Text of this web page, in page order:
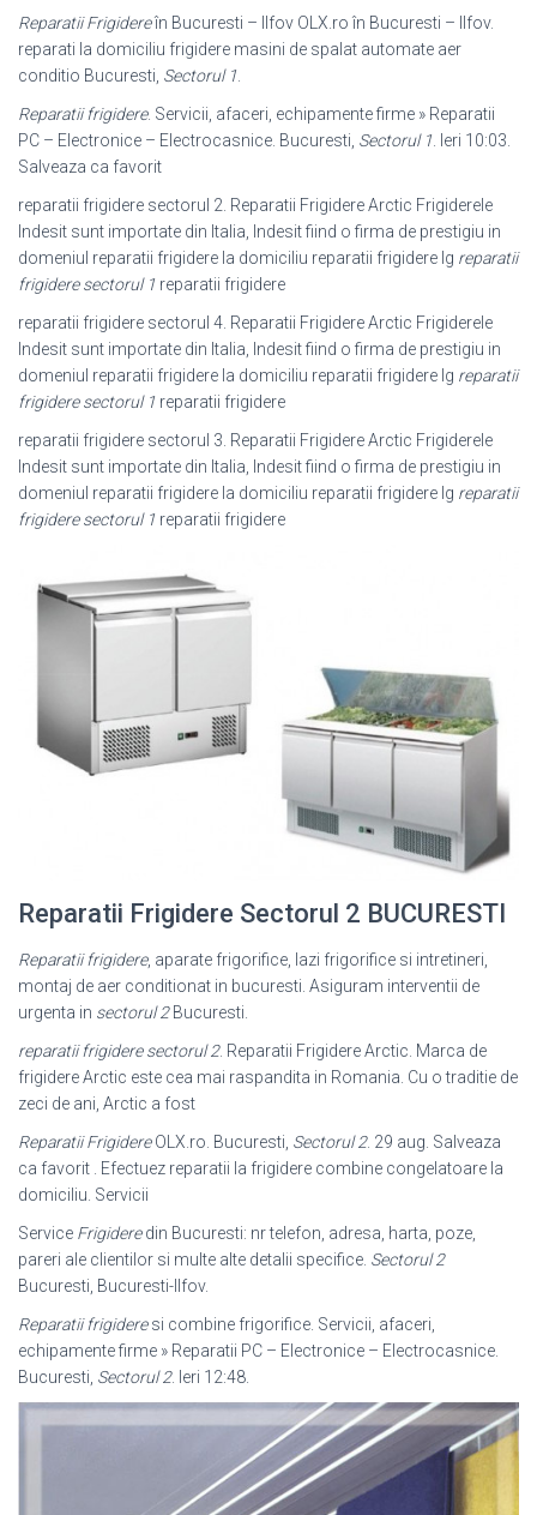
Reparatii Frigidereîn Bucuresti – Ilfov OLX.ro în Bucuresti – Ilfov.
reparati la domiciliu frigidere masini de spalat automate aer
conditio Bucuresti, Sectorul 1
Reparatii frigidere. Servicii, afaceri, echipamente firme » Reparatii
PC – Electronice – Electrocasnice. Bucuresti, Sectorul 1 . Ieri 10:03.
Salveaza ca favorit
reparatii frigidere sectorul 2. Reparatii Frigidere Arctic Frigiderele
Indesit sunt importate din Italia, Indesit fiind o firma de prestigiu in
domeniul reparatii frigidere la domiciliu reparatii frigidere lg reparatii
frigidere sectorul 1 reparatii frigidere
reparatii frigidere sectorul 4. Reparatii Frigidere Arctic Frigiderele
Indesit sunt importate din Italia, Indesit fiind o firma de prestigiu in
domeniul reparatii frigidere la domiciliu reparatii frigidere lg reparatii
frigidere sectorul 1 reparatii frigidere
reparatii frigidere sectorul 3. Reparatii Frigidere Arctic Frigiderele
Indesit sunt importate din Italia, Indesit fiind o firma de prestigiu in
domeniul reparatii frigidere la domiciliu reparatii frigidere lg reparatii
frigidere sectorul 1 reparatii frigidere
Reparatii Frigidere Sectorul 2 BUCURESTI
Reparatii frigidere, aparate frigorifice, lazi frigorifice si intretineri,
montaj de aer conditionat in bucuresti. Asiguram interventii de
urgenta in sectorul 2Bucuresti.
reparatii frigidere sectorul 2. Reparatii Frigidere Arctic. Marca de
frigidere Arctic este cea mai raspandita in Romania. Cu o traditie de
zeci de ani, Arctic a fost
Reparatii FrigidereOLX.ro. Bucuresti, Sectorul 2. 29 aug. Salveaza
ca favorit . Efectuez reparatii la frigidere combine congelatoare la
domiciliu. Servicii
Service Frigideredin Bucuresti: nr telefon, adresa, harta, poze,
pareri ale clientilor si multe alte detalii specifice. Sectorul 2
Bucuresti, Bucuresti-Ilfov.
Reparatii frigideresi combine frigorifice. Servicii, afaceri,
echipamente firme » Reparatii PC – Electronice – Electrocasnice.
Bucuresti, Sectorul 2. Ieri 12:48.